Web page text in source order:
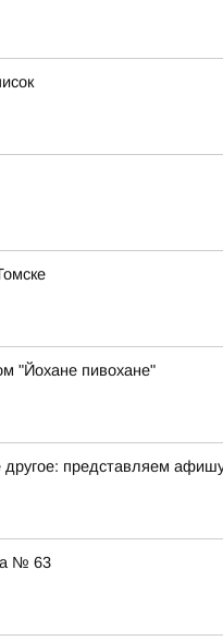
"Йохане пивохане"
представляем
№ 63